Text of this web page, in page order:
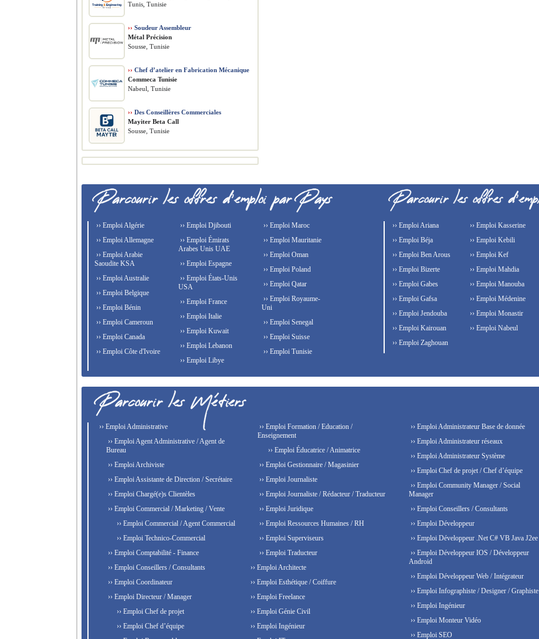
Tunis, Tunisie
›› Soudeur Assembleur
Métal Précision
Sousse, Tunisie
›› Chef d’atelier en Fabrication Mécanique
Commeca Tunisie
Nabeul, Tunisie
›› Des Conseillères Commerciales
Mayiter Beta Call
Sousse, Tunisie
›› Emploi Algérie
›› Emploi Allemagne
›› Emploi Arabie
Saoudite KSA
›› Emploi Australie
›› Emploi Belgique
›› Emploi Bénin
›› Emploi Cameroun
›› Emploi Canada
›› Emploi Côte d'Ivoire
›› Emploi Djibouti
›› Emploi Émirats
Arabes Unis UAE
›› Emploi Espagne
›› Emploi États-Unis
USA
›› Emploi France
›› Emploi Italie
›› Emploi Kuwait
›› Emploi Lebanon
›› Emploi Libye
›› Emploi Maroc
›› Emploi Mauritanie
›› Emploi Oman
›› Emploi Poland
›› Emploi Qatar
›› Emploi Royaume-
Uni
›› Emploi Senegal
›› Emploi Suisse
›› Emploi Tunisie
›› Emploi Ariana
›› Emploi Béja
›› Emploi Ben Arous
›› Emploi Bizerte
›› Emploi Gabes
›› Emploi Gafsa
›› Emploi Jendouba
›› Emploi Kairouan
›› Emploi Kasserine
›› Emploi Kebili
›› Emploi Kef
›› Emploi Mahdia
›› Emploi Manouba
›› Emploi Médenine
›› Emploi Monastir
›› Emploi Nabeul
›› Emploi Zaghouan
›› Emploi Administrative
›› Emploi Agent Administrative / Agent de
Bureau
›› Emploi Archiviste
›› Emploi Assistante de Direction / Secrétaire
›› Emploi Chargé(e)s Clientèles
›› Emploi Commercial / Marketing / Vente
›› Emploi Commercial / Agent Commercial
›› Emploi Technico-Commercial
›› Emploi Comptabilité - Finance
›› Emploi Conseillers / Consultants
›› Emploi Coordinateur
›› Emploi Directeur / Manager
›› Emploi Chef de projet
›› Emploi Chef d’équipe
›› Emploi Formation / Education /
Enseignement
›› Emploi Éducatrice / Animatrice
›› Emploi Gestionnaire / Magasinier
›› Emploi Journaliste
›› Emploi Journaliste / Rédacteur / Traducteur
›› Emploi Juridique
›› Emploi Ressources Humaines / RH
›› Emploi Superviseurs
›› Emploi Traducteur
›› Emploi Architecte
›› Emploi Esthétique / Coiffure
›› Emploi Freelance
›› Emploi Génie Civil
›› Emploi Ingénieur
›› Emploi Administrateur Base de donnée
›› Emploi Administrateur réseaux
›› Emploi Administrateur Système
›› Emploi Chef de projet / Chef d’équipe
›› Emploi Community Manager / Social
Manager
›› Emploi Conseillers / Consultants
›› Emploi Développeur
›› Emploi Développeur .Net C# VB Java J2ee
›› Emploi Développeur IOS / Développeur
Android
›› Emploi Développeur Web / Intégrateur
›› Emploi Infographiste / Designer / Graphiste
›› Emploi Ingénieur
›› Emploi Monteur Vidéo
›› Emploi SEO